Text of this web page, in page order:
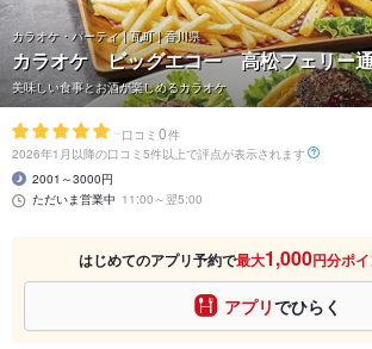
カラオケ・パーティ | 瓦町 | 香川県
カラオケ ビッグエコー 高松フェリー
美味しい食事とお酒が楽しめるカラオケ
- 口コミ 0件
2026年1月以降の口コミ5件以上で評点が表示されます
2001～3000円
ただいま営業中 11:00～翌5:00
はじめてのアプリ予約で最大1,000円分ポ
アプリでひらく